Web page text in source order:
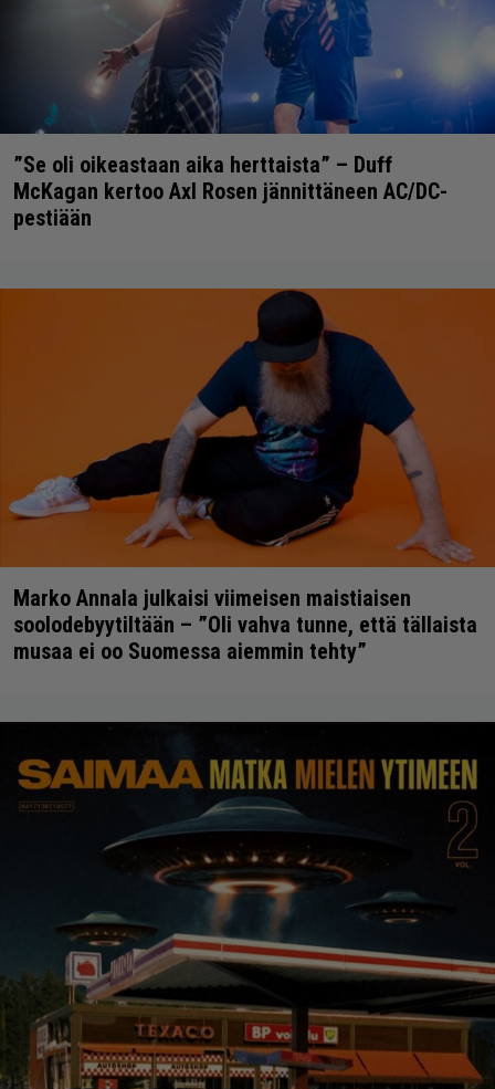
”Se oli oikeastaan aika herttaista” – Duff
McKagan kertoo Axl Rosen jännittäneen AC/DC-
pestiään
Marko Annala julkaisi viimeisen maistiaisen
soolodebyytiltään – ”Oli vahva tunne, että tällaista
musaa ei oo Suomessa aiemmin tehty”